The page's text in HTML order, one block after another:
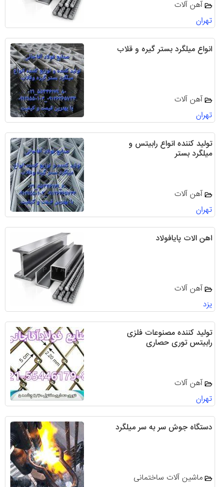
آهن آلات
تهران
انواع میلگرد بستر گیره و قلاب
آهن آلات
تهران
تولید کننده انواع رابیتس و
میلگرد بستر
آهن آلات
تهران
اهن الات پایافولاد
آهن آلات
یزد
تولید کننده مصنوعات فلزی
رابیتس توری حصاری
آهن آلات
تهران
دستگاه جوش سر به سر ميلگرد
ماشین آلات ساختمانی